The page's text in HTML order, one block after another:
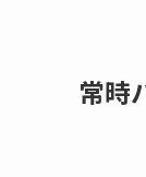
常時